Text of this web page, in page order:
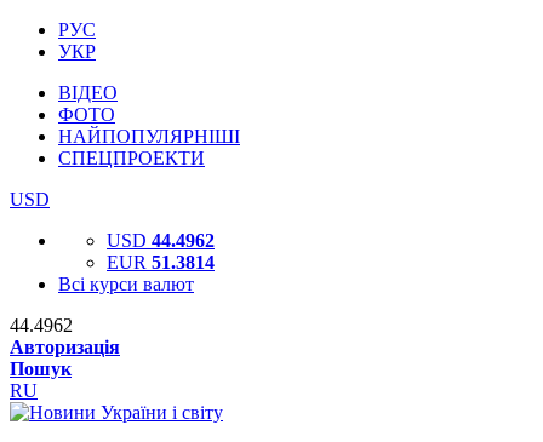
РУС
УКР
ВІДЕО
ФОТО
НАЙПОПУЛЯРНІШІ
СПЕЦПРОЕКТИ
USD
USD 44.4962
EUR 51.3814
Всі курси валют
44.4962
Авторизація
Пошук
RU